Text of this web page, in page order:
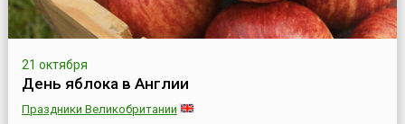
21 октября
День яблока в Англии
Праздники Великобритании